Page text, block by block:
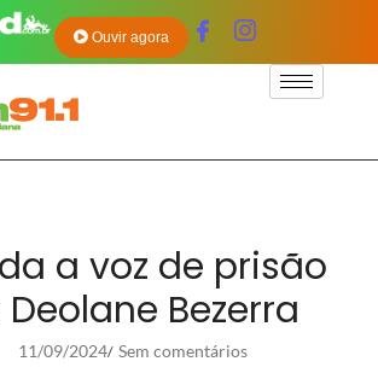
Ouvir agora
a voz de prisão
Bezerra
11/09/2024/ Sem comentários